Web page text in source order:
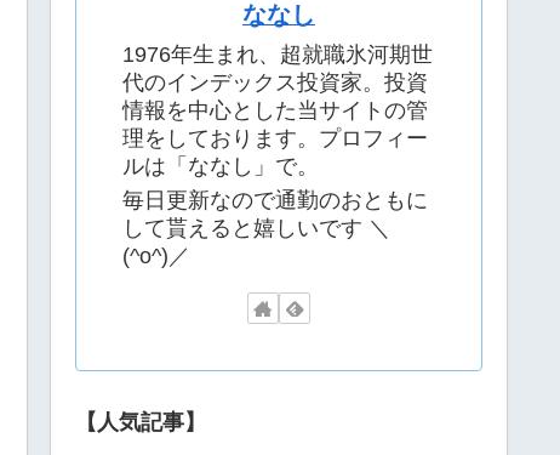
ななし
1976年生まれ、超就職氷河期世
代のインデックス投資家。投資
情報を中心とした当サイトの管
理をしております。プロフィー
ルは「ななし」で。
毎日更新なので通勤のおともに
して貰えると嬉しいです ＼
(^o^)／
【人気記事】